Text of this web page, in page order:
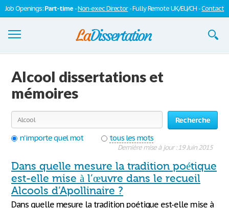
Job Openings:Part-time -Non-exec Director- Fully Remote UK/EU/CH -Contact
S'inscrire
Se connecter
Contactez-nous
Alcool dissertations et
mémoires
Recherche
n'importe quel mot
tous les mots
Dernière mise à jour : 19 Juin 2015
Dans quelle mesure la tradition poétique
est-elle mise à l’œuvre dans le recueil
Alcools d’Apollinaire ?
Dans quelle mesure la tradition poétique est-elle mise à